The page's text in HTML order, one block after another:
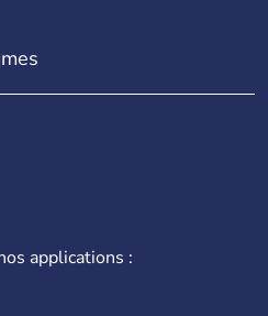
applications :